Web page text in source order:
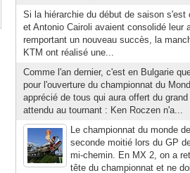
Si la hiérarchie du début de saison
et Antonio Cairoli avaient consolidé
remportant un nouveau succès, la
KTM ont réalisé une...
Comme l'an dernier, c'est en Bulgarie
pour l'ouverture du championnat du
apprécié de tous qui aura offert du
attendu au tournant : Ken Roczen n'a...
Le championnat du monde
seconde moitié lors du GP
mi-chemin. En MX 2, on a
tête du championnat et ne